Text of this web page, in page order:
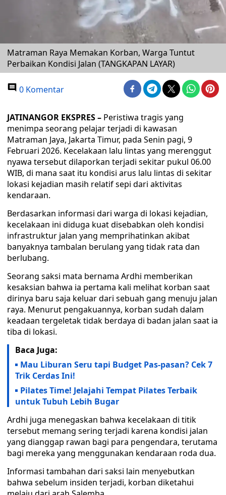
Matraman Raya Memakan Korban, Warga Tuntut
Perbaikan Kondisi Jalan (TANGKAPAN LAYAR)
0 Komentar
JATINANGOR EKSPRES – Peristiwa tragis yang
menimpa seorang pelajar terjadi di kawasan
Matraman Jaya, Jakarta Timur, pada Senin pagi, 9
Februari 2026. Kecelakaan lalu lintas yang merenggut
nyawa tersebut dilaporkan terjadi sekitar pukul 06.00
WIB, di mana saat itu kondisi arus lalu lintas di sekitar
lokasi kejadian masih relatif sepi dari aktivitas
kendaraan.
Berdasarkan informasi dari warga di lokasi kejadian,
kecelakaan ini diduga kuat disebabkan oleh kondisi
infrastruktur jalan yang memprihatinkan akibat
banyaknya tambalan berulang yang tidak rata dan
berlubang.
Seorang saksi mata bernama Ardhi memberikan
kesaksian bahwa ia pertama kali melihat korban saat
dirinya baru saja keluar dari sebuah gang menuju jalan
raya. Menurut pengakuannya, korban sudah dalam
keadaan tergeletak tidak berdaya di badan jalan saat ia
tiba di lokasi.
Baca Juga:
Mau Liburan Seru tapi Budget Pas-pasan? Cek 7
Trik Cerdas Ini!
Pilates Time! Jelajahi Tempat Pilates Terbaik
untuk Tubuh Lebih Bugar
Ardhi juga menegaskan bahwa kecelakaan di titik
tersebut memang sering terjadi karena kondisi jalan
yang dianggap rawan bagi para pengendara, terutama
bagi mereka yang menggunakan kendaraan roda dua.
Informasi tambahan dari saksi lain menyebutkan
bahwa sebelum insiden terjadi, korban diketahui